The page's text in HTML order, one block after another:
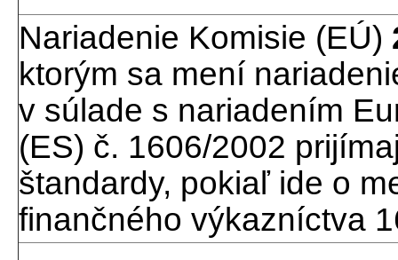
Nariadenie Komisie (EÚ)
ktorým sa mení
v súlade s nariadením
(ES) č. 1606/2002
štandardy, pokiaľ ide o
finančného výkazníctva